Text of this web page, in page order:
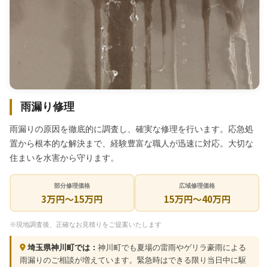
雨漏り修理
雨漏りの原因を徹底的に調査し、確実な修理を行います。応急処
置から根本的な解決まで、経験豊富な職人が迅速に対応。大切な
住まいを水害から守ります。
部分修理価格
3万円～15万円
広域修理価格
15万円〜40万円
※現地調査後、正確なお見積りをご提案いたします
埼玉県神川町では： 神川町でも夏場の雷雨やゲリラ豪雨による
雨漏りのご相談が増えています。緊急時はできる限り当日中に駆